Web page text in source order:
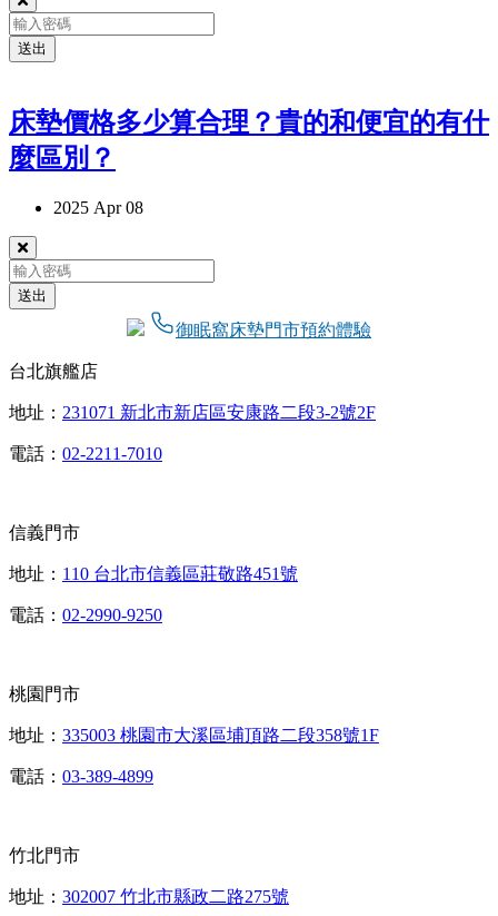
送出
床墊價格多少算合理？貴的和便宜的有什
麼區別？
2025 Apr 08
送出
御眠窩床墊門市預約體驗
台北旗艦店
地址： 231071 新北市新店區安康路二段3-2號2F
電話： 02-2211-7010
信義門市
地址： 110 台北市信義區莊敬路451號
電話： 02-2990-9250
桃園門市
地址： 335003 桃園市大溪區埔頂路二段358號1F
電話： 03-389-4899
竹北門市
地址： 302007 竹北市縣政二路275號